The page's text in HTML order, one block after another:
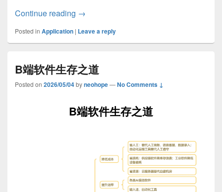
Continue reading C端软件生存之道
→
Posted in Application | Leave a reply
B端软件生存之道
Posted on 2026/05/04byneohope—No Comments ↓
B端软件生存之道